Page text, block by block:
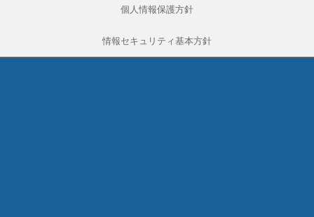
個人情報保護方針
情報セキュリティ基本方針